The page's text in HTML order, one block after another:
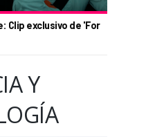
Clip exclusivo de 'For
Y